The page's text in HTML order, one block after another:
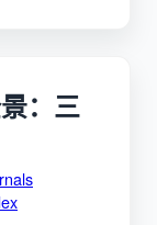
：三